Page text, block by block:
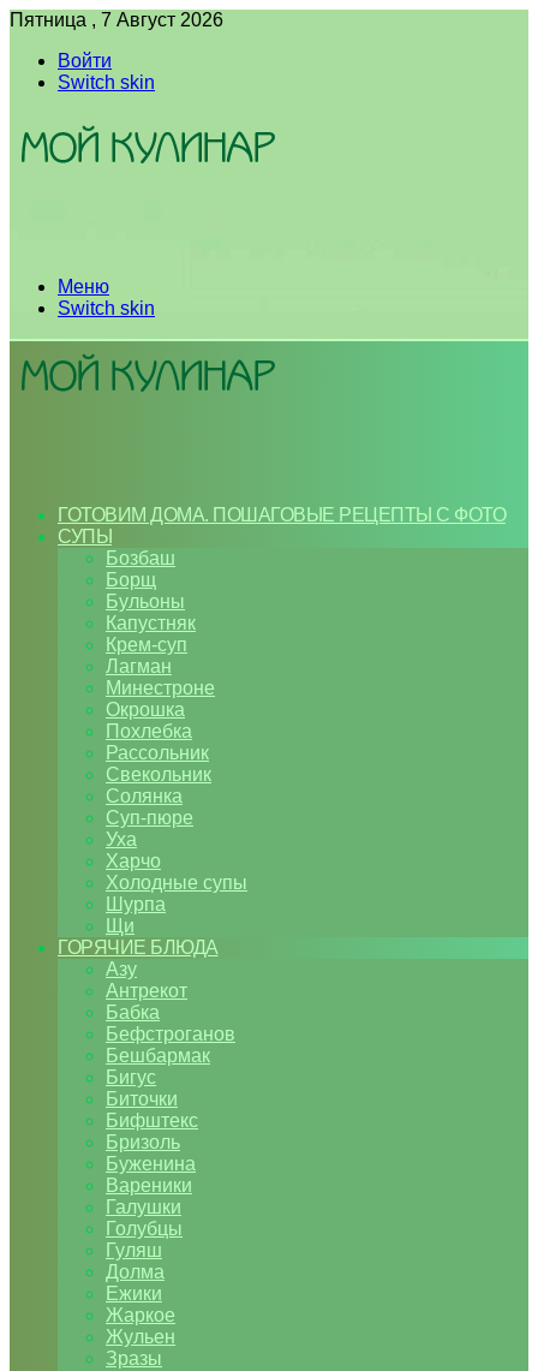
Пятница , 7 Август 2026
Войти
Switch skin
Меню
Switch skin
ГОТОВИМ ДОМА. ПОШАГОВЫЕ РЕЦЕПТЫ С ФОТО
СУПЫ
Бозбаш
Борщ
Бульоны
Капустняк
Крем-суп
Лагман
Минестроне
Окрошка
Похлебка
Рассольник
Свекольник
Солянка
Суп-пюре
Уха
Харчо
Холодные супы
Шурпа
Щи
ГОРЯЧИЕ БЛЮДА
Азу
Антрекот
Бабка
Бефстроганов
Бешбармак
Бигус
Биточки
Бифштекс
Бризоль
Буженина
Вареники
Галушки
Голубцы
Гуляш
Долма
Ежики
Жаркое
Жульен
Зразы